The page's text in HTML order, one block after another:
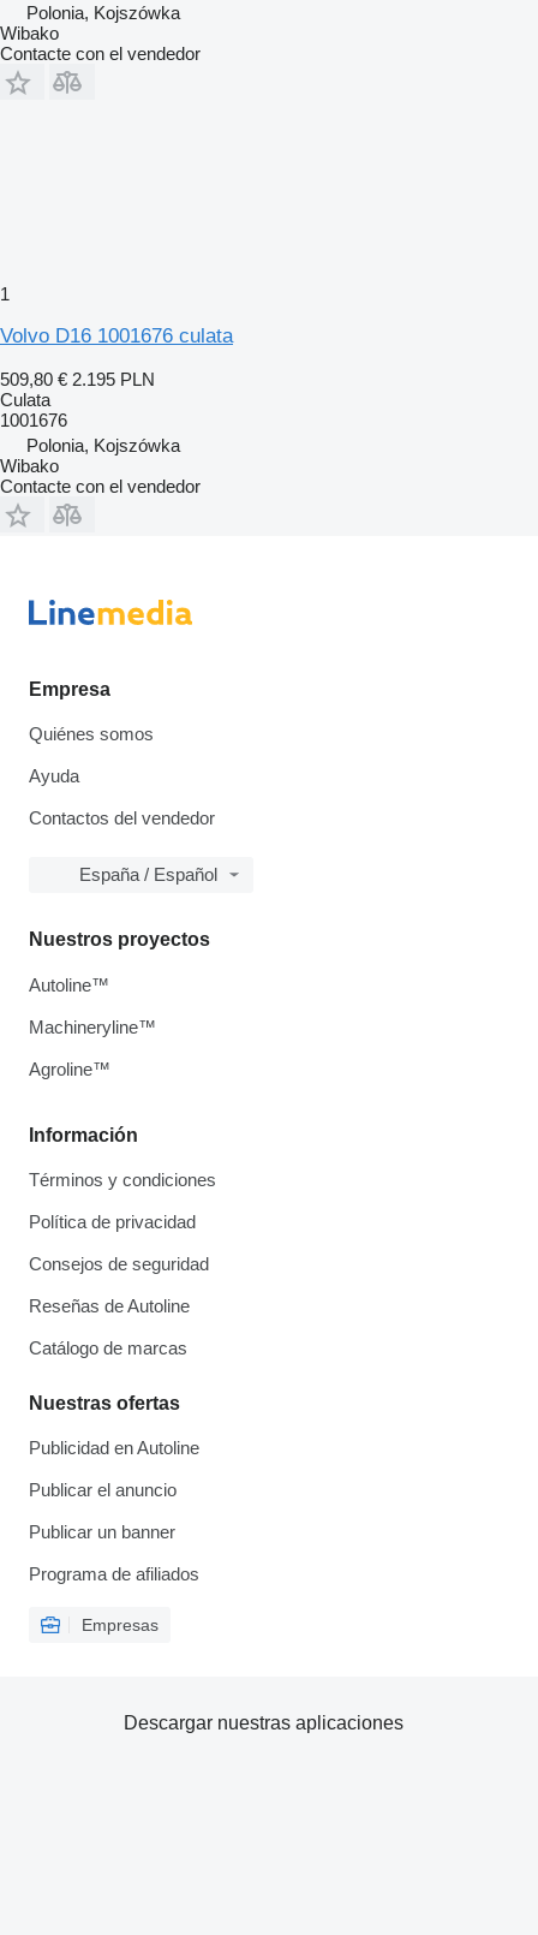
Polonia, Kojszówka
Wibako
Contacte con el vendedor
1
Volvo D16 1001676 culata
509,80 € 2.195 PLN
Culata
1001676
Polonia, Kojszówka
Wibako
Contacte con el vendedor
Empresa
Quiénes somos
Ayuda
Contactos del vendedor
España / Español
Información
Términos y condiciones
Política de privacidad
Consejos de seguridad
Reseñas de Autoline
Catálogo de marcas
Nuestras ofertas
Publicidad en Autoline
Publicar el anuncio
Publicar un banner
Programa de afiliados
Empresas
Nuestros proyectos
Autoline™
Machineryline™
Agroline™
Descargar nuestras aplicaciones